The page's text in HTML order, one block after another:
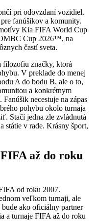
pri odovzdaní vozidiel.
fanúšikov a komunity.
Kia FIFA World Cup
Cup 2026™, na
častí sveta.
filozofiu značky, ktorá
V preklade do menej
A do bodu B, ale o to,
a konkrétnym
necestuje na zápas
pohybu okolo turnaja
Stačí jedna zle zvládnutá
státie v rade. Krásny šport,
až do roku
od roku 2007.
veľkom turnaji, ale
ako oficiálny partner
a turnaje FIFA až do roku